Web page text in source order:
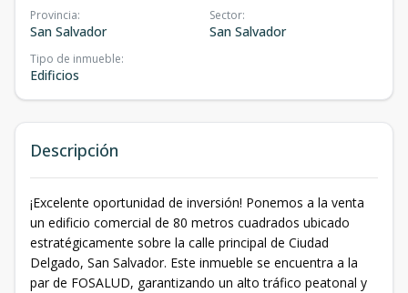
Provincia:
San Salvador
Sector:
San Salvador
Tipo de inmueble:
Edificios
Descripción
¡Excelente oportunidad de inversión! Ponemos a la venta
un edificio comercial de 80 metros cuadrados ubicado
estratégicamente sobre la calle principal de Ciudad
Delgado, San Salvador. Este inmueble se encuentra a la
par de FOSALUD, garantizando un alto tráfico peatonal y